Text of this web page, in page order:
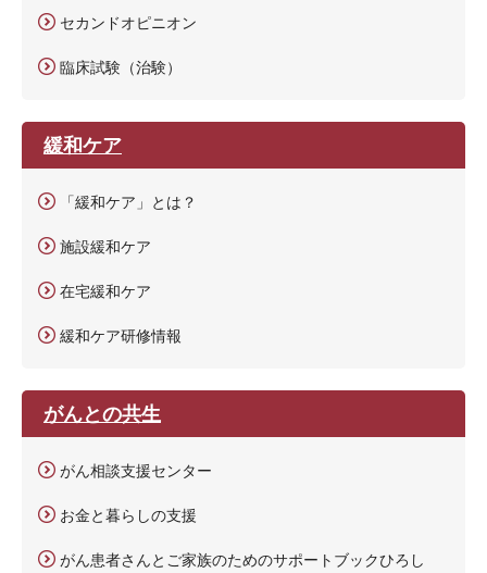
セカンドオピニオン
臨床試験（治験）
緩和ケア
「緩和ケア」とは？
施設緩和ケア
在宅緩和ケア
緩和ケア研修情報
がんとの共生
がん相談支援センター
お金と暮らしの支援
がん患者さんとご家族のためのサポートブックひろし